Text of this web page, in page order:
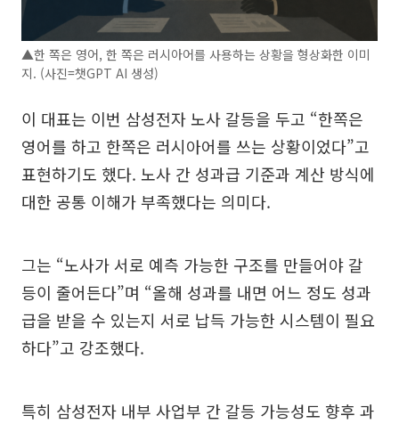
▲한 쪽은 영어, 한 쪽은 러시아어를 사용하는 상황을 형상화한 이미
지. (사진=챗GPT AI 생성)
이 대표는 이번 삼성전자 노사 갈등을 두고 “한쪽은
영어를 하고 한쪽은 러시아어를 쓰는 상황이었다”고
표현하기도 했다. 노사 간 성과급 기준과 계산 방식에
대한 공통 이해가 부족했다는 의미다.
그는 “노사가 서로 예측 가능한 구조를 만들어야 갈
등이 줄어든다”며 “올해 성과를 내면 어느 정도 성과
급을 받을 수 있는지 서로 납득 가능한 시스템이 필요
하다”고 강조했다.
특히 삼성전자 내부 사업부 간 갈등 가능성도 향후 과